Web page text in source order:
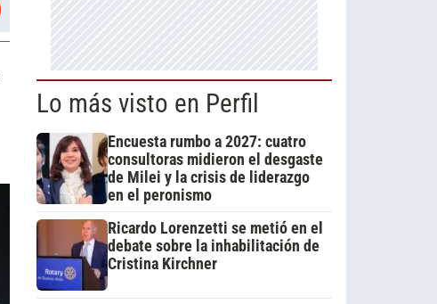
Lo más visto en Perfil
Encuesta rumbo a 2027: cuatro
consultoras midieron el desgaste
de Milei y la crisis de liderazgo
en el peronismo
Ricardo Lorenzetti se metió en el
debate sobre la inhabilitación de
Cristina Kirchner